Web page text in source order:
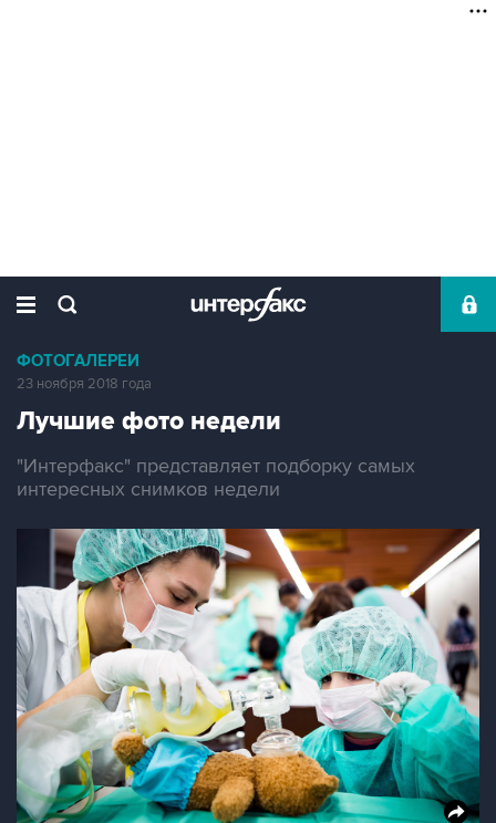
ФОТОГАЛЕРЕИ
23 ноября 2018 года
Лучшие фото недели
"Интерфакс" представляет подборку самых
интересных снимков недели